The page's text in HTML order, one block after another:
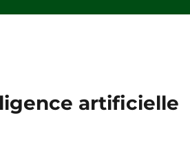
artificielle